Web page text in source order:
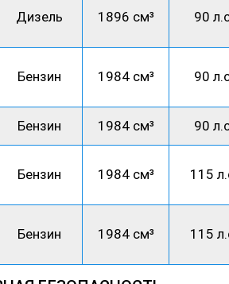
Дизель 1896 см³ 90
Бензин 1984 см³ 90
Бензин 1984 см³ 90
Бензин 1984 см³ 115
Бензин 1984 см³ 115